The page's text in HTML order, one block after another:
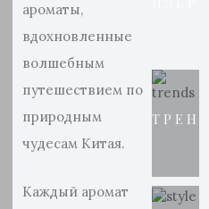
ароматы,
вдохновленные
волшебным
путешествием по
природным
чудесам Китая.
Каждый аромат